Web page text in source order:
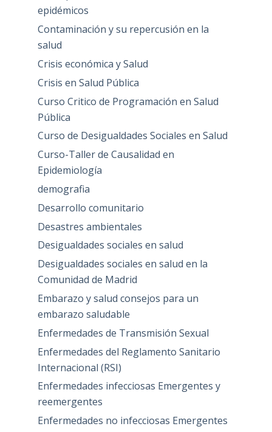
epidémicos
Contaminación y su repercusión en la
salud
Crisis económica y Salud
Crisis en Salud Pública
Curso Critico de Programación en Salud
Pública
Curso de Desigualdades Sociales en Salud
Curso-Taller de Causalidad en
Epidemiología
demografia
Desarrollo comunitario
Desastres ambientales
Desigualdades sociales en salud
Desigualdades sociales en salud en la
Comunidad de Madrid
Embarazo y salud consejos para un
embarazo saludable
Enfermedades de Transmisión Sexual
Enfermedades del Reglamento Sanitario
Internacional (RSI)
Enfermedades infecciosas Emergentes y
reemergentes
Enfermedades no infecciosas Emergentes